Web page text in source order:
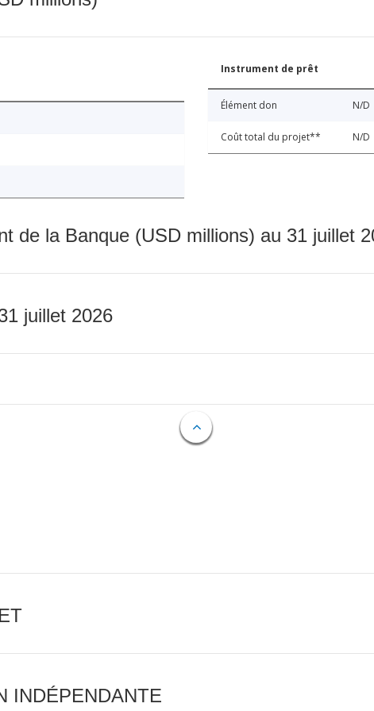
Instrument de prêt
Élément don N/D
Coût total du projet** N/D
de la Banque (USD millions) au 31 juillet
juillet 2026
INDÉPENDANTE